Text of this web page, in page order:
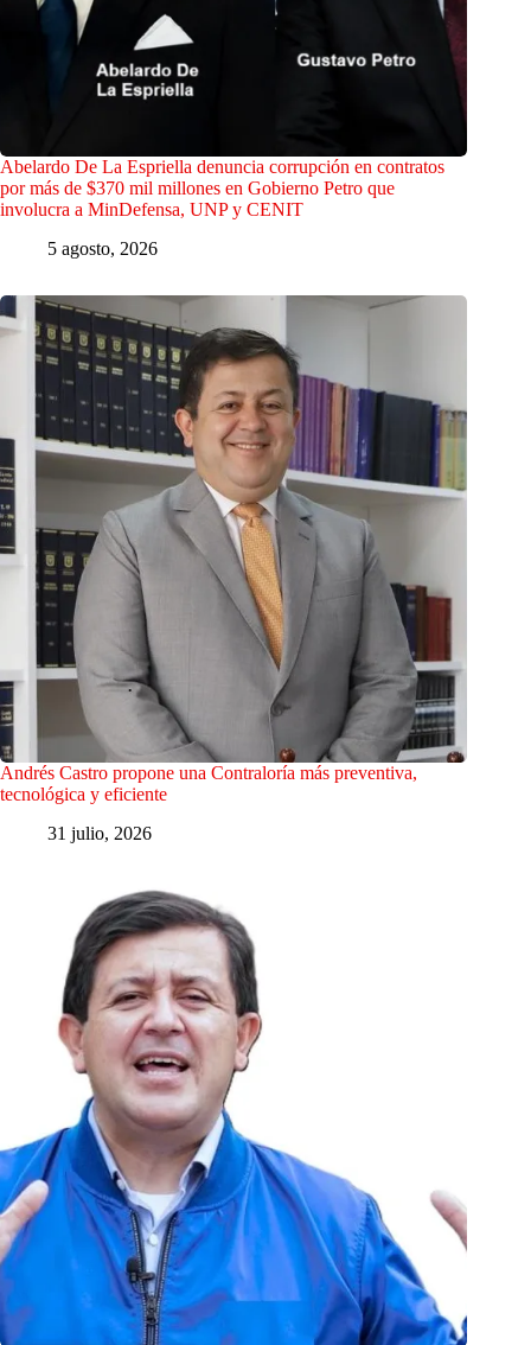
Abelardo De La Espriella denuncia corrupción en contratos
por más de $370 mil millones en Gobierno Petro que
involucra a MinDefensa, UNP y CENIT
5 agosto, 2026
Andrés Castro propone una Contraloría más preventiva,
tecnológica y eficiente
31 julio, 2026